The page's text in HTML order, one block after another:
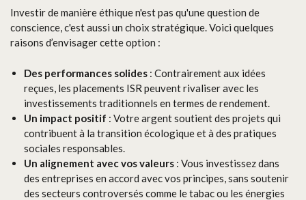
Investir de manière éthique n'est pas qu'une question de
conscience, c'est aussi un choix stratégique. Voici quelques
raisons d’envisager cette option :
Des performances solides : Contrairement aux idées
reçues, les placements ISR peuvent rivaliser avec les
investissements traditionnels en termes de rendement.
Un impact positif : Votre argent soutient des projets qui
contribuent à la transition écologique et à des pratiques
sociales responsables.
Un alignement avec vos valeurs : Vous investissez dans
des entreprises en accord avec vos principes, sans soutenir
des secteurs controversés comme le tabac ou les énergies